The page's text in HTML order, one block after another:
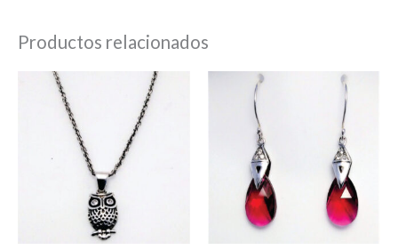
Productos relacionados